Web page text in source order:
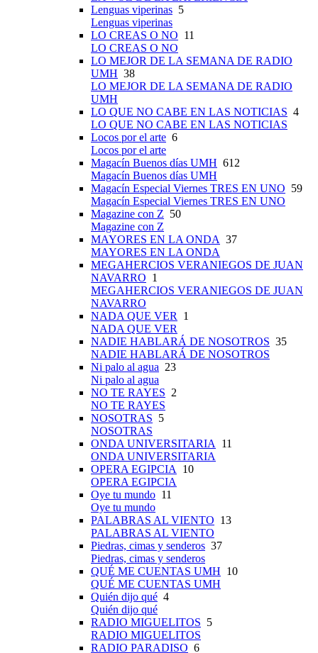
Lenguas viperinas 5
Lenguas viperinas
LO CREAS O NO 11
LO CREAS O NO
LO MEJOR DE LA SEMANA DE RADIO
UMH 38
LO MEJOR DE LA SEMANA DE RADIO
UMH
LO QUE NO CABE EN LAS NOTICIAS 4
LO QUE NO CABE EN LAS NOTICIAS
Locos por el arte 6
Locos por el arte
Magacín Buenos días UMH 612
Magacín Buenos días UMH
Magacín Especial Viernes TRES EN UNO 59
Magacín Especial Viernes TRES EN UNO
Magazine con Z 50
Magazine con Z
MAYORES EN LA ONDA 37
MAYORES EN LA ONDA
MEGAHERCIOS VERANIEGOS DE JUAN
NAVARRO 1
MEGAHERCIOS VERANIEGOS DE JUAN
NAVARRO
NADA QUE VER 1
NADA QUE VER
NADIE HABLARÁ DE NOSOTROS 35
NADIE HABLARÁ DE NOSOTROS
Ni palo al agua 23
Ni palo al agua
NO TE RAYES 2
NO TE RAYES
NOSOTRAS 5
NOSOTRAS
ONDA UNIVERSITARIA 11
ONDA UNIVERSITARIA
OPERA EGIPCIA 10
OPERA EGIPCIA
Oye tu mundo 11
Oye tu mundo
PALABRAS AL VIENTO 13
PALABRAS AL VIENTO
Piedras, cimas y senderos 37
Piedras, cimas y senderos
QUÉ ME CUENTAS UMH 10
QUÉ ME CUENTAS UMH
Quién dijo qué 4
Quién dijo qué
RADIO MIGUELITOS 5
RADIO MIGUELITOS
RADIO PARADISO 6